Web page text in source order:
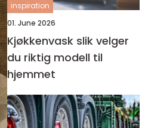
inspiration
01. June 2026
Kjøkkenvask slik velger
du riktig modell til
hjemmet